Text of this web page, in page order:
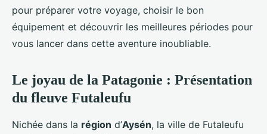
pour préparer votre voyage, choisir le bon
équipement et découvrir les meilleures périodes pour
vous lancer dans cette aventure inoubliable.
Le joyau de la Patagonie : Présentation
du fleuve Futaleufu
Nichée dans la région d’Aysén, la ville de Futaleufu